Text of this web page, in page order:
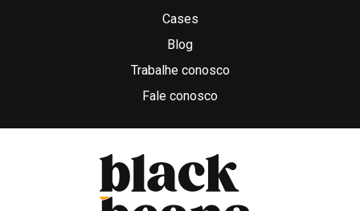
Cases
Blog
Trabalhe conosco
Fale conosco